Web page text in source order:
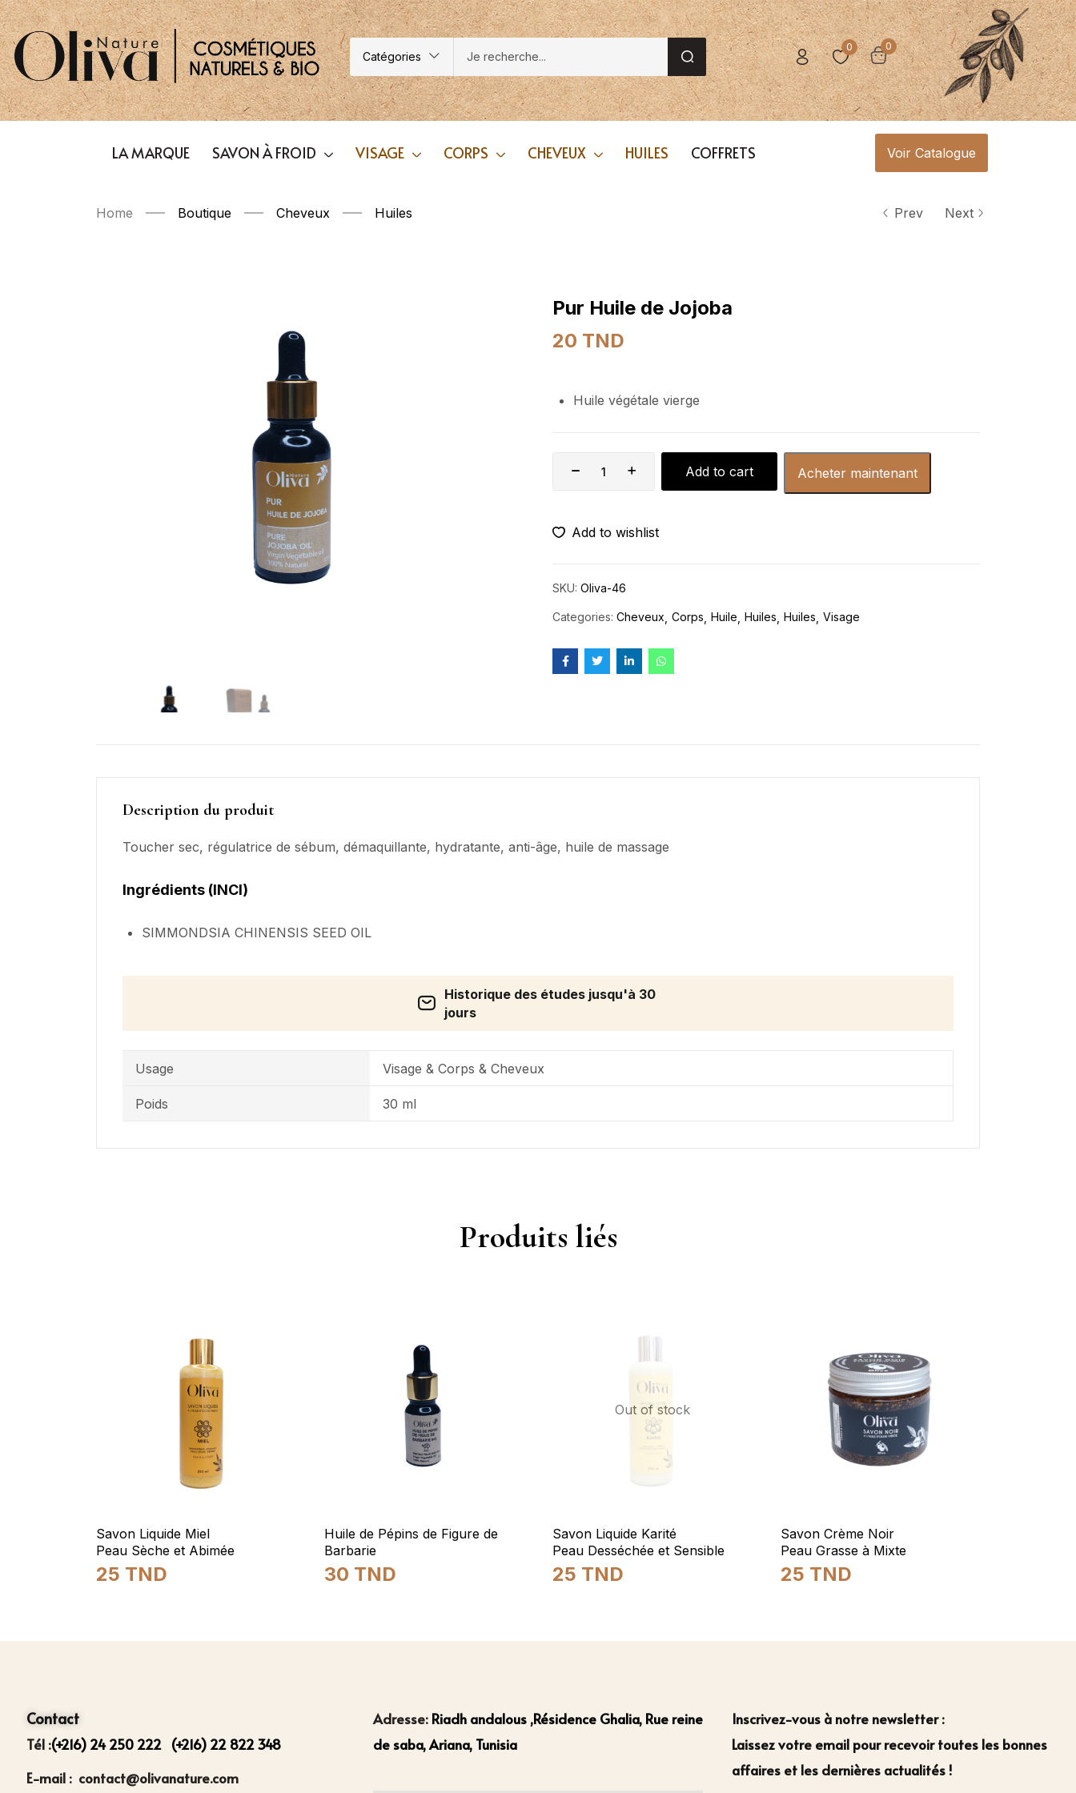
Catégories
0 0
LA MARQUE SAVON À FROID VISAGE CORPS CHEVEUX HUILES COFFRETS Voir Catalogue
Home Boutique Cheveux Huiles Prev Next
20 TND
Pur Huile de Jojoba
Huile végétale vierge
Add to cart Acheter maintenant
Add to wishlist
SKU: Oliva-46
Categories: Cheveux Corps Huile Huiles Huiles Visage
Description du produit
Toucher sec, régulatrice de sébum, démaquillante, hydratante, anti-âge, huile de massage
Ingrédients (INCI)
SIMMONDSIA CHINENSIS SEED OIL
Historique des études jusqu'à 30
jours
Usage Visage & Corps & Cheveux
Poids 30 ml
Produits liés
Savon Liquide Miel
Peau Sèche et Abimée
25 TND
Huile de Pépins de Figure de
Barbarie
30 TND
Out of stock
Savon Liquide Karité
Peau Desséchée et Sensible
25 TND
Savon Crème Noir
Peau Grasse à Mixte
25 TND
Contact
Tél :(+216) 24 250 222 (+216) 22 822 348
E-mail : contact@olivanature.com
Adresse: Riadh andalous ,Résidence Ghalia, Rue reine
de saba, Ariana, Tunisia
Inscrivez-vous à notre newsletter :
Laissez votre email pour recevoir toutes les bonnes
affaires et les dernières actualités !